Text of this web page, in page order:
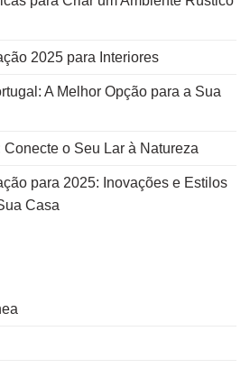
2025 para Interiores
A Melhor Opção para a Sua
o Seu Lar à Natureza
para 2025: Inovações e Estilos
Casa